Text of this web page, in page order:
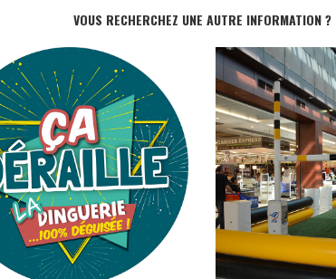
VOUS RECHERCHEZ UNE AUTRE INFORMATION ?